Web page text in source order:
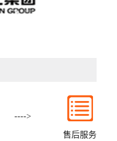
---->
售后服务